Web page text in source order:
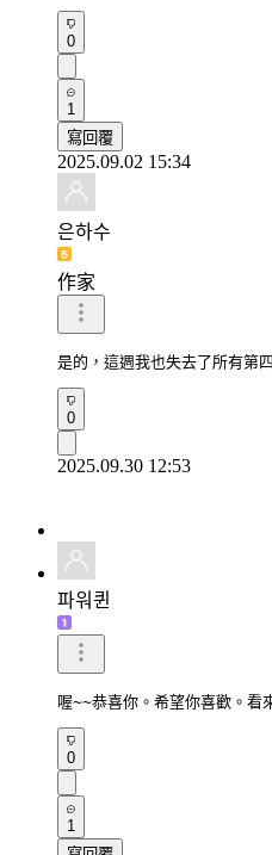
0
1
寫回覆
2025.09.02 15:34
은하수
作家
是的，這週我也失去了所有第
0
2025.09.30 12:53
파워퀸
喔~~恭喜你。希望你喜歡。看
0
1